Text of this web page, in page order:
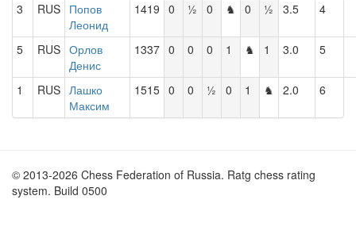
3 RUS Попов
Леонид
1419 0 ½ 0 ♞ 0 ½ 3.5 4
5 RUS Орлов
Денис
1337 0 0 0 1 ♞ 1 3.0 5
1 RUS Лашко
Максим
1515 0 0 ½ 0 1 ♞ 2.0 6
© 2013-2026 Chess Federation of Russia. Ratg chess rating
system. Build 0500